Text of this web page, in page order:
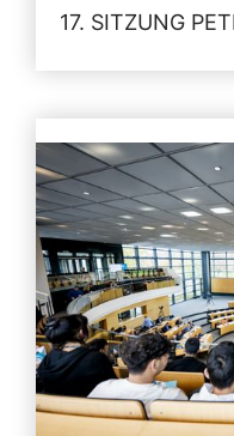
17. SITZUNG